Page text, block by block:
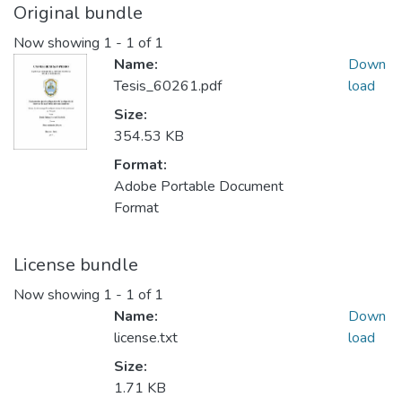
Original bundle
Now showing 1 - 1 of 1
Name:
Tesis_60261.pdf
Size:
354.53 KB
Format:
Adobe Portable Document
Format
Down
load
License bundle
Now showing 1 - 1 of 1
Name:
license.txt
Size:
1.71 KB
Down
load